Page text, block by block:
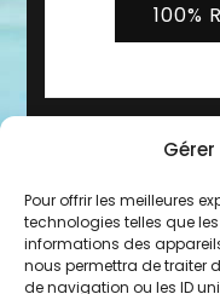
Pour offrir les meilleures
technologies telles que
informations des
nous permettra de traiter
de navigation ou les ID
100%